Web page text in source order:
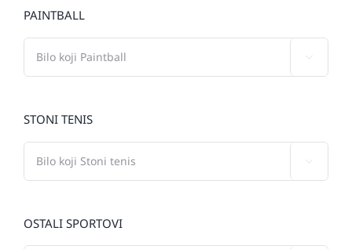
PAINTBALL
STONI TENIS
OSTALI SPORTOVI